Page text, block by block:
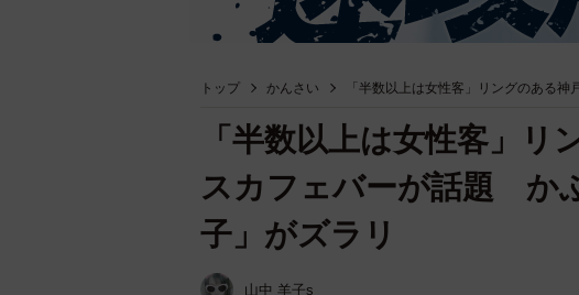
トップ かんさい 「半数以上は女性客」リングのある
「半数以上は女性客」
スカフェバーが話題 か
子」がズラリ
山中 羊子s